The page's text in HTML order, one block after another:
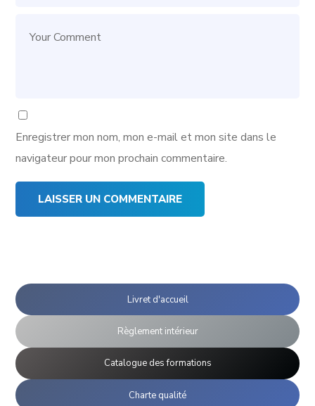
Enregistrer mon nom, mon e-mail et mon site dans le
navigateur pour mon prochain commentaire.
Livret d'accueil
Règlement intérieur
Catalogue des formations
Charte qualité